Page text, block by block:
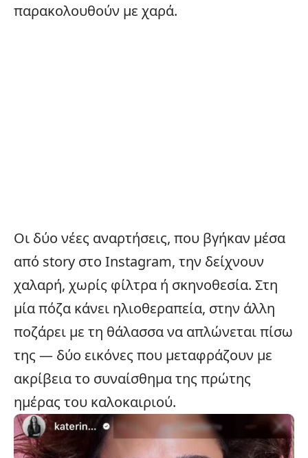
παρακολουθούν με χαρά.
Οι δύο νέες αναρτήσεις, που βγήκαν μέσα
από story στο Instagram, την δείχνουν
χαλαρή, χωρίς φίλτρα ή σκηνοθεσία. Στη
μία πόζα κάνει ηλιοθεραπεία, στην άλλη
ποζάρει με τη θάλασσα να απλώνεται πίσω
της — δύο εικόνες που μεταφράζουν με
ακρίβεια το συναίσθημα της πρώτης
ημέρας του καλοκαιριού.